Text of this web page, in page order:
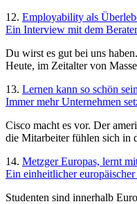
12. Employability als
Ein Interview mit dem
Du wirst es gut bei uns
Heute, im Zeitalter von
13. Lernen kann so schön sein
Immer mehr Unternehmen
Cisco macht es vor. Der
die Mitarbeiter fühlen sich in
14. Metzger Europas, lernt
Ein einheitlicher
Studenten sind innerhalb